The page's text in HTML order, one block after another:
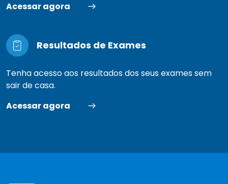
Acessar agora
Resultados de Exames
Tenha acesso aos resultados dos seus exames sem
sair de casa.
Acessar agora